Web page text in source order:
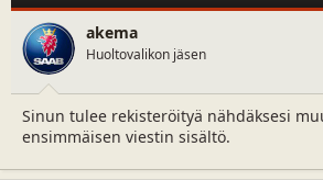
akema
Huoltovalikon jäsen
Sinun tulee rekisteröityä nähdäksesi
ensimmäisen viestin sisältö.